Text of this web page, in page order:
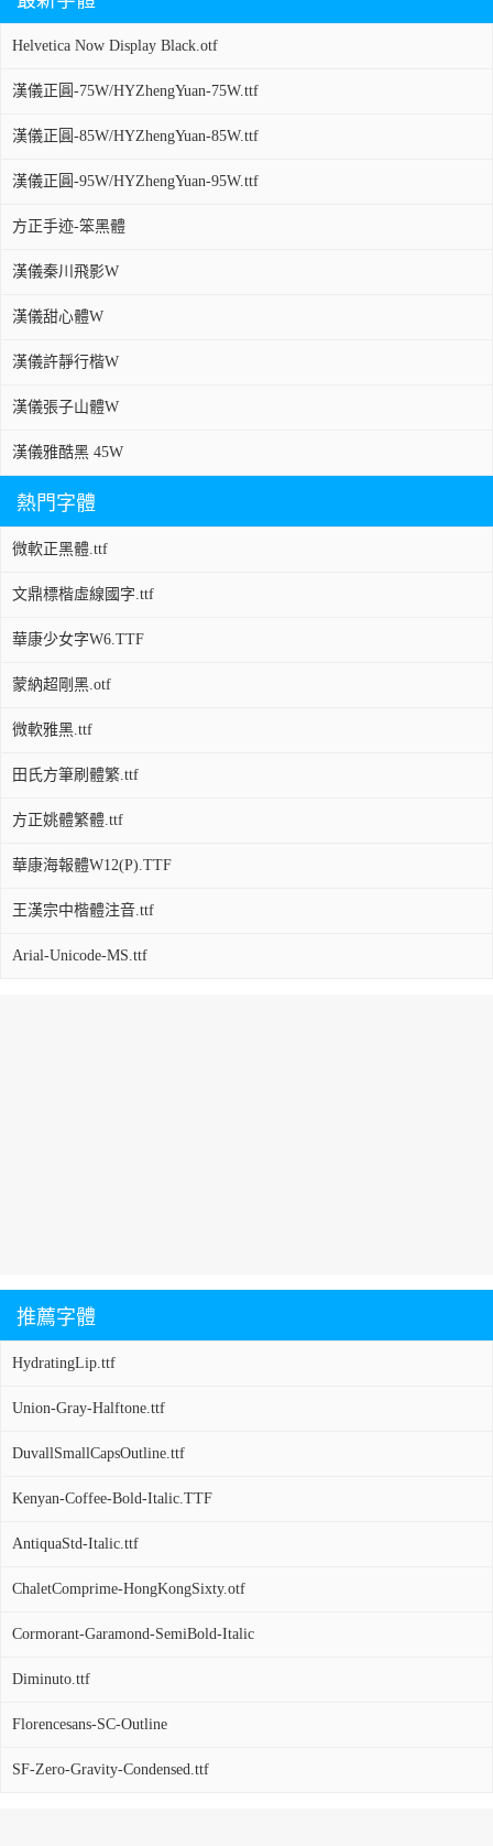
Helvetica Now Display Black.otf
漢儀正圓-75W/HYZhengYuan-75W.ttf
漢儀正圓-85W/HYZhengYuan-85W.ttf
漢儀正圓-95W/HYZhengYuan-95W.ttf
方正手迹-笨黑體
漢儀秦川飛影W
漢儀甜心體W
漢儀許靜行楷W
漢儀張子山體W
漢儀雅酷黑 45W
熱門字體
微軟正黑體.ttf
文鼎標楷虛線國字.ttf
華康少女字W6.TTF
蒙納超剛黑.otf
微軟雅黑.ttf
田氏方筆刷體繁.ttf
方正姚體繁體.ttf
華康海報體W12(P).TTF
王漢宗中楷體注音.ttf
Arial-Unicode-MS.ttf
推薦字體
HydratingLip.ttf
Union-Gray-Halftone.ttf
DuvallSmallCapsOutline.ttf
Kenyan-Coffee-Bold-Italic.TTF
AntiquaStd-Italic.ttf
ChaletComprime-HongKongSixty.otf
Cormorant-Garamond-SemiBold-Italic
Diminuto.ttf
Florencesans-SC-Outline
SF-Zero-Gravity-Condensed.ttf